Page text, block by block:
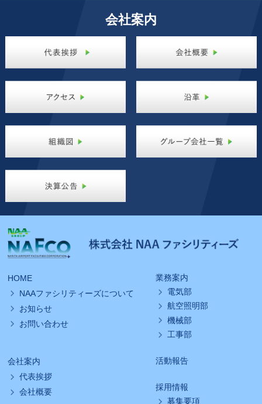
会社案内
HOME
NAAファシリティーズについて
お知らせ
お問い合わせ
業務案内
電気部
航空照明部
機械部
工事部
会社案内
代表挨拶
会社概要
活動報告
採用情報
募集要項